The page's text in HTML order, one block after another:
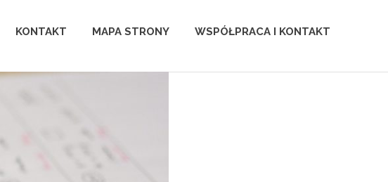
KONTAKT MAPA STRONY WSPÓŁPRACA I KONTAKT